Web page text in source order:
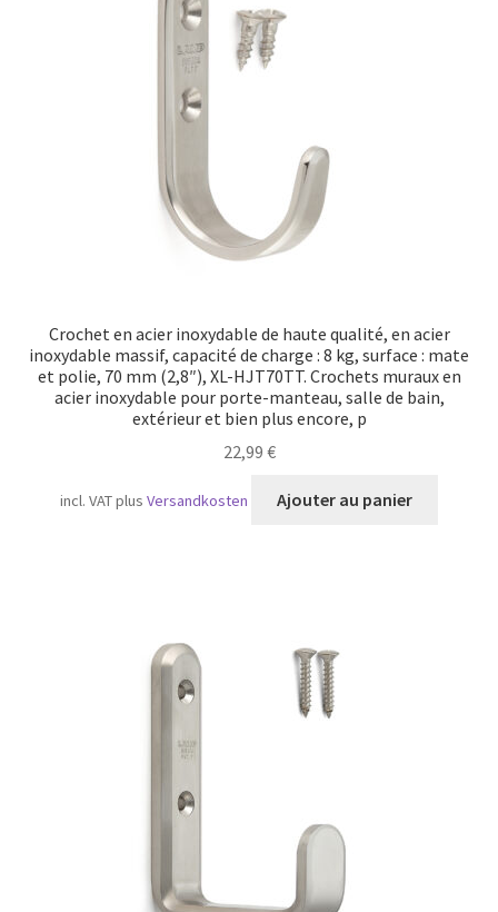
Crochet en acier inoxydable de haute qualité, en acier
inoxydable massif, capacité de charge : 8 kg, surface : mate
et polie, 70 mm (2,8″), XL-HJT70TT. Crochets muraux en
acier inoxydable pour porte-manteau, salle de bain,
extérieur et bien plus encore, p
22,99 €
incl. VATplusVersandkosten Ajouter au panier